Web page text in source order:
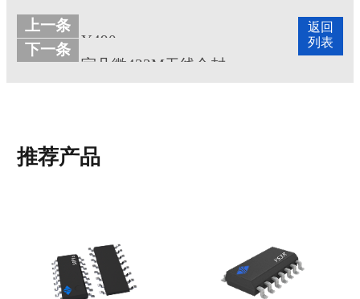
返回
列表
上一条
Y490
下一条
宇凡微433M无线合封芯片
推荐产品